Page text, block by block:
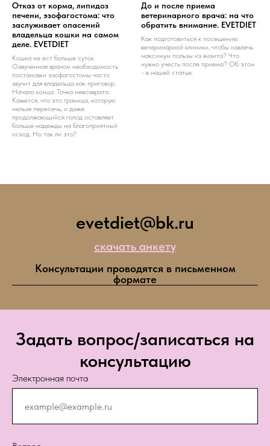
Отказ от корма, липидоз
печени, эзофагостома: что
заслуживает опасений
владельца кошки на самом
деле. EVETDIET
Кошка не ест больше суток.
Озвученная врачом необходимость
постановки эзофагостомы часто
звучит для владельца как приговор.
Начало конца. Точка невозврата.
Кажется, что это граница, которую
нельзя пересечь, и даже
продолжающийся голод оставляет
больше надежды на благоприятный
исход. Но так ли это?
До и после приема
ветеринарного врача: на что
обратить внимание. EVETDIET
Как подготовиться к посещению
ветеринарной клиники, чтобы извлечь
максимум пользы из визита? Что
нужно учесть после приема? Об этом
- в нашей статье.
evetdiet@bk.ru
скачать анкету
Консультации проводятся в письменном
формате
Задать вопрос/записаться на
консультацию
Электронная почта